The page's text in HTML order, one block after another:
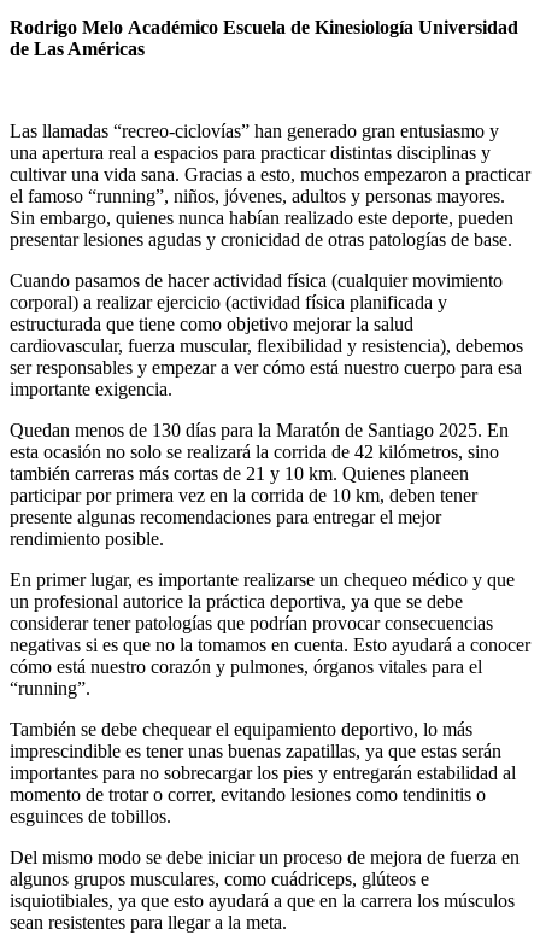
Rodrigo Melo Académico Escuela de Kinesiología Universidad
de Las Américas
Las llamadas “recreo-ciclovías” han generado gran entusiasmo y
una apertura real a espacios para practicar distintas disciplinas y
cultivar una vida sana. Gracias a esto, muchos empezaron a practicar
el famoso “running”, niños, jóvenes, adultos y personas mayores.
Sin embargo, quienes nunca habían realizado este deporte, pueden
presentar lesiones agudas y cronicidad de otras patologías de base.
Cuando pasamos de hacer actividad física (cualquier movimiento
corporal) a realizar ejercicio (actividad física planificada y
estructurada que tiene como objetivo mejorar la salud
cardiovascular, fuerza muscular, flexibilidad y resistencia), debemos
ser responsables y empezar a ver cómo está nuestro cuerpo para esa
importante exigencia.
Quedan menos de 130 días para la Maratón de Santiago 2025. En
esta ocasión no solo se realizará la corrida de 42 kilómetros, sino
también carreras más cortas de 21 y 10 km. Quienes planeen
participar por primera vez en la corrida de 10 km, deben tener
presente algunas recomendaciones para entregar el mejor
rendimiento posible.
En primer lugar, es importante realizarse un chequeo médico y que
un profesional autorice la práctica deportiva, ya que se debe
considerar tener patologías que podrían provocar consecuencias
negativas si es que no la tomamos en cuenta. Esto ayudará a conocer
cómo está nuestro corazón y pulmones, órganos vitales para el
“running”.
También se debe chequear el equipamiento deportivo, lo más
imprescindible es tener unas buenas zapatillas, ya que estas serán
importantes para no sobrecargar los pies y entregarán estabilidad al
momento de trotar o correr, evitando lesiones como tendinitis o
esguinces de tobillos.
Del mismo modo se debe iniciar un proceso de mejora de fuerza en
algunos grupos musculares, como cuádriceps, glúteos e
isquiotibiales, ya que esto ayudará a que en la carrera los músculos
sean resistentes para llegar a la meta.